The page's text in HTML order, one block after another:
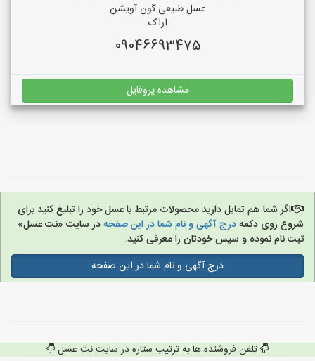
عسل طبیعی گون آویشن
اراک
09046693475
مشاهده پروفایل
اگر شما هم تمایل دارید محصولات مرتبط با عسل خود را تبلیغ کنید برای
شروع روی دکمهدرج آگهی و نام شما در این صفحهدر سایت «نت عسل»
ثبت نام نموده و سپس خودتان را معرفی کنید.
درج آگهی و نام شما در این صفحه
تلفن فروشنده ها به ترتیب ستاره در سایت نت عسل